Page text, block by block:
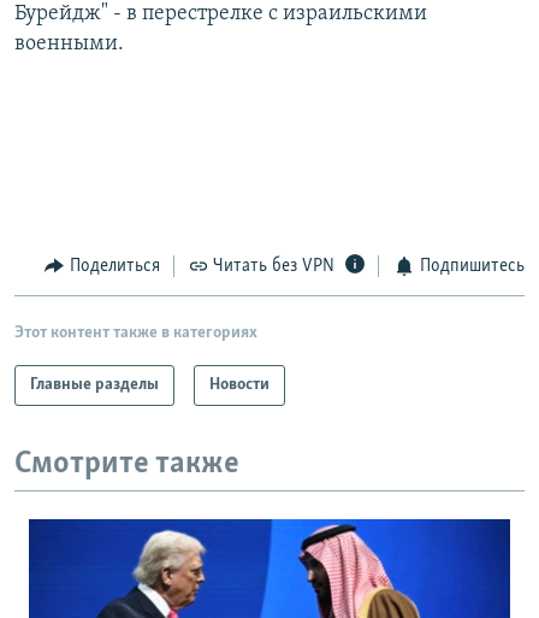
Бурейдж" - в перестрелке с израильскими
военными.
Поделиться Читать без VPN Подпишитесь
Этот контент также в категориях
Главные разделы Новости
Смотрите также